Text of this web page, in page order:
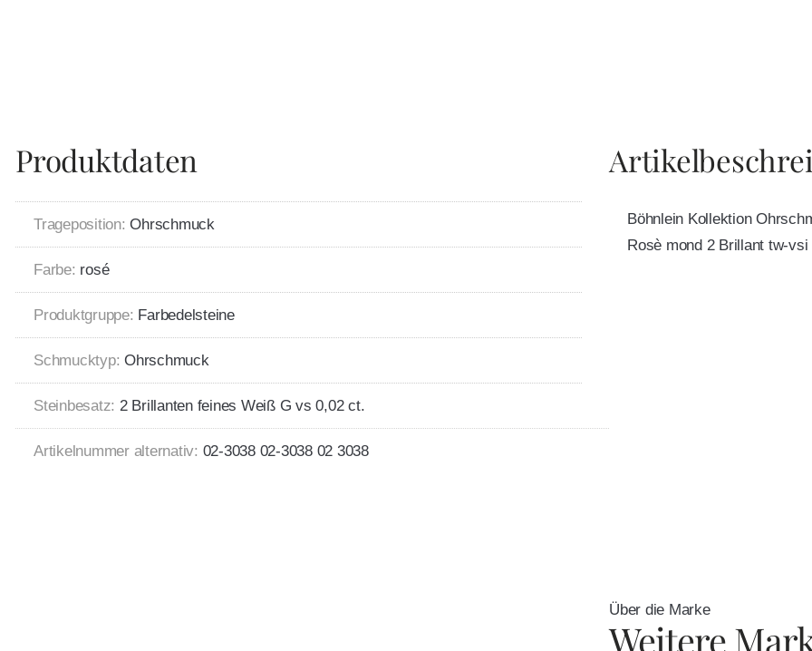
Produktdaten
Trageposition: Ohrschmuck
Farbe: rosé
Produktgruppe: Farbedelsteine
Schmucktyp: Ohrschmuck
Steinbesatz: 2 Brillanten feines Weiß G vs 0,02 ct.
Artikelnummer alternativ: 02-3038 02-3038 02 3038
Böhnlein Kollektion
Rosè mond 2 Brillant tw-vsi
Über die Marke
Weitere